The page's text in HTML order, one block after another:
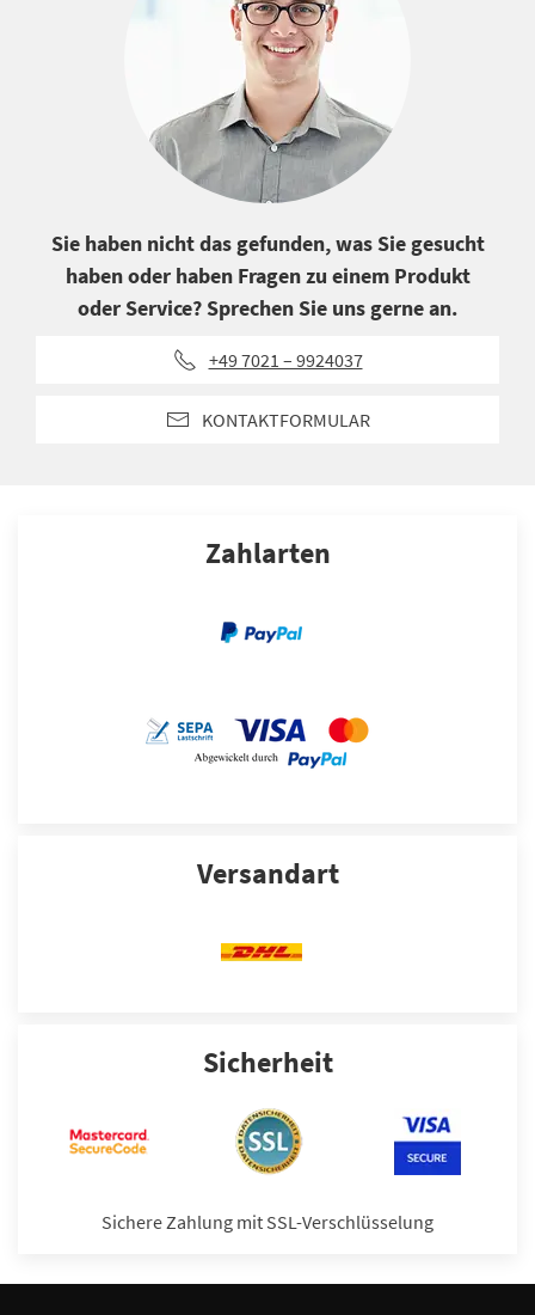
Sie haben nicht das gefunden, was Sie gesucht
haben oder haben Fragen zu einem Produkt
oder Service? Sprechen Sie uns gerne an.
+49 7021 – 9924037
KONTAKTFORMULAR
Zahlarten
Versandart
Sicherheit
Sichere Zahlung mit SSL-Verschlüsselung